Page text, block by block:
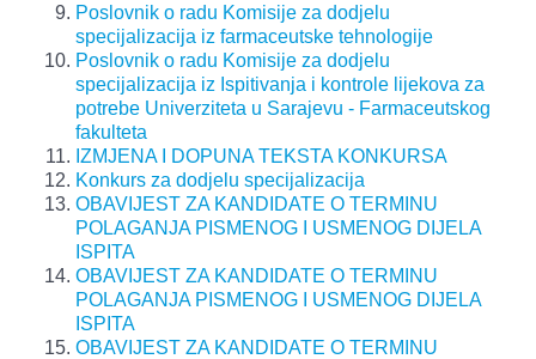
Poslovnik o radu Komisije za dodjelu
specijalizacija iz farmaceutske tehnologije
Poslovnik o radu Komisije za dodjelu
specijalizacija iz Ispitivanja i kontrole lijekova za
potrebe Univerziteta u Sarajevu - Farmaceutskog
fakulteta
IZMJENA I DOPUNA TEKSTA KONKURSA
Konkurs za dodjelu specijalizacija
OBAVIJEST ZA KANDIDATE O TERMINU
POLAGANJA PISMENOG I USMENOG DIJELA
ISPITA
OBAVIJEST ZA KANDIDATE O TERMINU
POLAGANJA PISMENOG I USMENOG DIJELA
ISPITA
OBAVIJEST ZA KANDIDATE O TERMINU